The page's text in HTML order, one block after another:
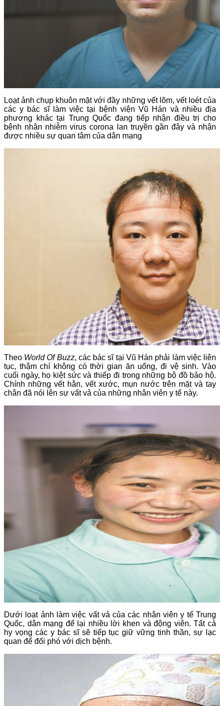
Loạt ảnh chụp khuôn mặt với đầy những vết lõm, vết loét của
các y bác sĩ làm việc tại bệnh viện Vũ Hán và nhiều địa
phương khác tại Trung Quốc đang tiếp nhận điều trị cho
bệnh nhân nhiễm virus corona lan truyền gần đây và nhận
được nhiều sự quan tâm của dân mạng
Theo World Of Buzz, các bác sĩ tại Vũ Hán phải làm việc liên
tục, thậm chí không có thời gian ăn uống, đi vệ sinh. Vào
cuối ngày, họ kiệt sức và thiếp đi trong những bộ đồ bảo hộ.
Chính những vết hằn, vết xước, mụn nước trên mặt và tay
chân đã nói lên sự vất vả của những nhân viên y tế này.
Dưới loạt ảnh làm việc vất vả của các nhân viên y tế Trung
Quốc, dân mạng để lại nhiều lời khen và động viên. Tất cả
hy vọng các y bác sĩ sẽ tiếp tục giữ vững tinh thần, sự lạc
quan để đối phó với dịch bệnh.